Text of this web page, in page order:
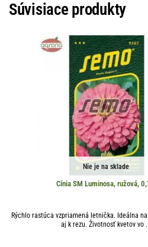
Súvisiace produkty
Nie je na sklade
Cínia SM Luminosa, ružová,
Rýchlo rastúca vzpriamená letnička. Ideálna
aj k rezu. Životnosť kvetov vo